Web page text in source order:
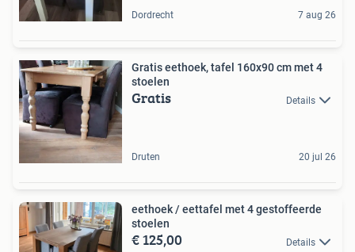
Dordrecht 7 aug 26
Gratis eethoek, tafel 160x90 cm met 4
stoelen
Gratis Details
Druten 20 jul 26
eethoek / eettafel met 4 gestoffeerde
stoelen
€ 125,00 Details